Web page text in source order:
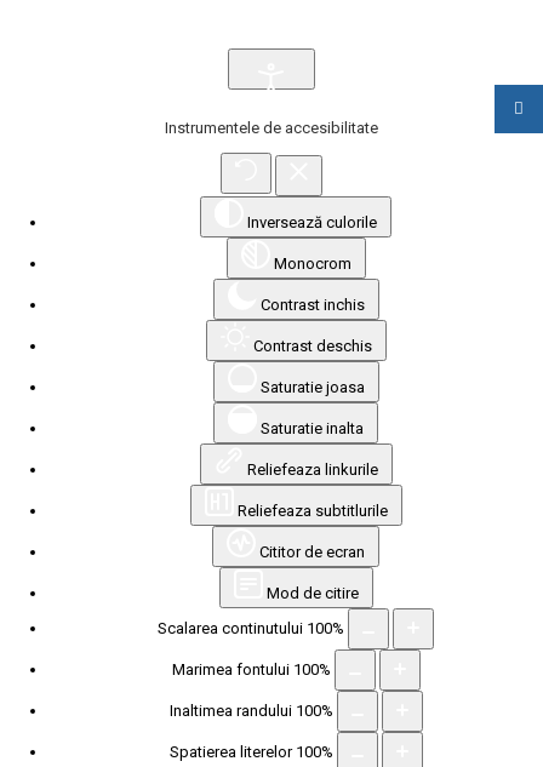
Instrumentele de accesibilitate
Inversează culorile
Monocrom
Contrast inchis
Contrast deschis
Saturatie joasa
Saturatie inalta
Reliefeaza linkurile
Reliefeaza subtitlurile
Cititor de ecran
Mod de citire
Scalarea continutului 100%
Marimea fontului 100%
Inaltimea randului 100%
Spatierea literelor 100%